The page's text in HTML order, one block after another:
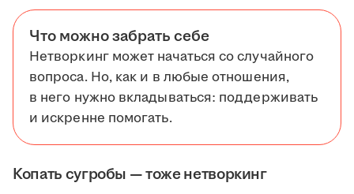
Что можно забрать себе
Нетворкинг может начаться со случайного
вопроса. Но, как и в любые отношения,
в него нужно вкладываться: поддерживать
и искренне помогать.
Копать сугробы — тоже нетворкинг